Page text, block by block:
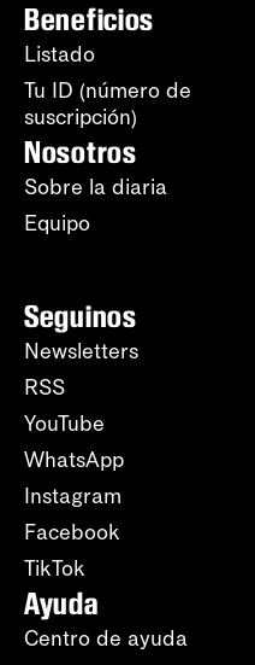
Beneficios
Listado
Tu ID (número de
suscripción)
Nosotros
Sobre la diaria
Equipo
Seguinos
Newsletters
RSS
YouTube
WhatsApp
Instagram
Facebook
TikTok
Ayuda
Centro de ayuda